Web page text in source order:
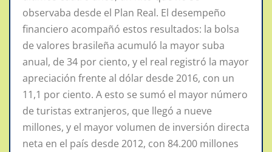
observaba desde el Plan Real. El desempeño
financiero acompañó estos resultados: la bolsa
de valores brasileña acumuló la mayor suba
anual, de 34 por ciento, y el real registró la mayor
apreciación frente al dólar desde 2016, con un
11,1 por ciento. A esto se sumó el mayor número
de turistas extranjeros, que llegó a nueve
millones, y el mayor volumen de inversión directa
neta en el país desde 2012, con 84.200 millones